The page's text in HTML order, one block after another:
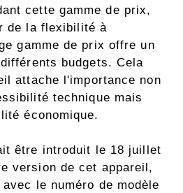
cette gamme de prix,
de la flexibilité à
gamme de prix offre un
budgets. Cela
attache l'importance non
technique mais
économique.
être introduit le 18 juillet
version de cet appareil,
le numéro de modèle